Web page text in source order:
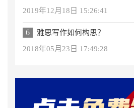
2019年12月18日 15:26:41
6
雅思写作如何构思？
2018年05月23日 17:49:28